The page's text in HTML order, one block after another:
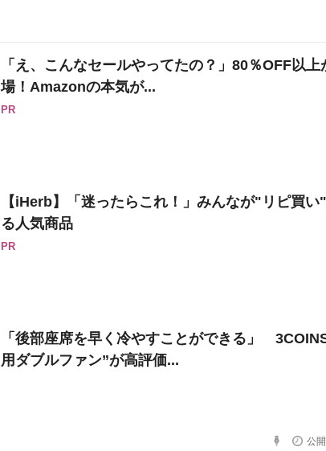
「え、こんなセールやってたの？」80％OFF以上
場！Amazonの本気が...
PR
【iHerb】「迷ったらこれ！」みんなが"リピ買い
る人気商品
PR
「後部座席を早く冷やすことができる」
用ダブルファン”が高評価...
公